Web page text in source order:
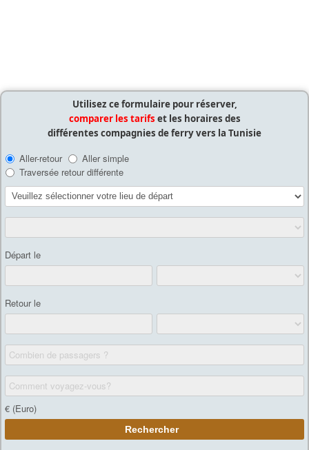
Utilisez ce formulaire pour réserver,
comparer les tarifs et les horaires des
différentes compagnies de ferry vers la Tunisie